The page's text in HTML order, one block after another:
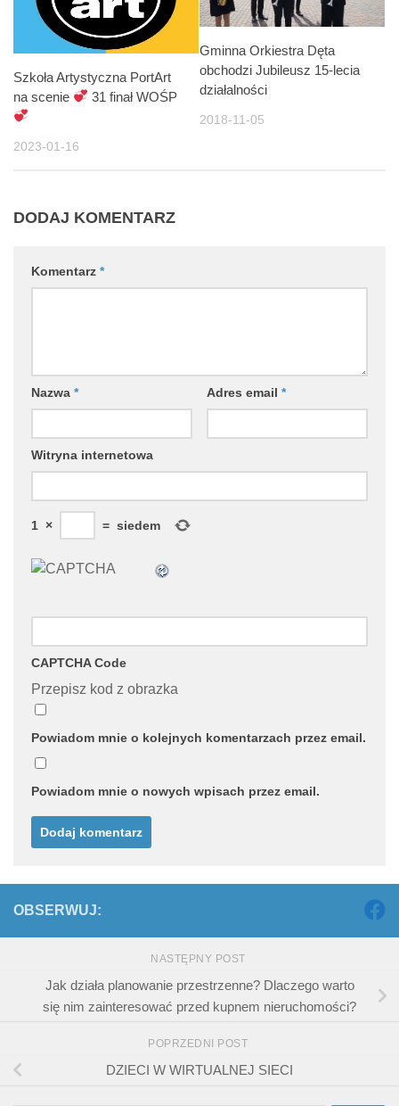
Szkoła Artystyczna PortArt
na scenie
31 finał WOŚP
2023-01-16
Gminna Orkiestra Dęta
obchodzi Jubileusz 15-lecia
działalności
2018-11-05
DODAJ KOMENTARZ
Komentarz *
Nazwa * Adres email *
Witryna internetowa
1 × = siedem
CAPTCHA Code
Przepisz kod z obrazka
Powiadom mnie o kolejnych komentarzach przez email.
Powiadom mnie o nowych wpisach przez email.
OBSERWUJ:
NASTĘPNY POST
Jak działa planowanie przestrzenne? Dlaczego warto
się nim zainteresować przed kupnem nieruchomości?
POPRZEDNI POST
DZIECI W WIRTUALNEJ SIECI